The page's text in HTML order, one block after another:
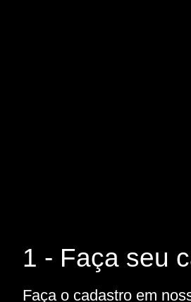
1 - Faça seu
Faça o cadastro em